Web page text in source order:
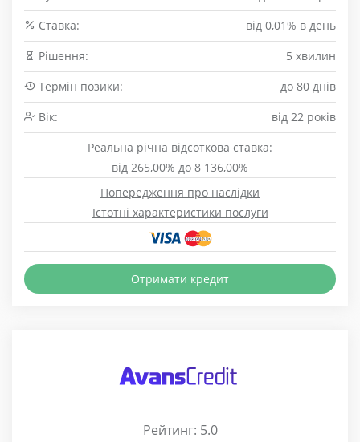
Cтавка:
від 0,01% в день
Рішення:
5 хвилин
Термін позики:
до 80 днів
Вік:
від 22 років
Реальна річна відсоткова ставка:
від 265,00% до 8 136,00%
Попередження про наслідки
Істотні характеристики послуги
Отримати кредит
Рейтинг: 5.0